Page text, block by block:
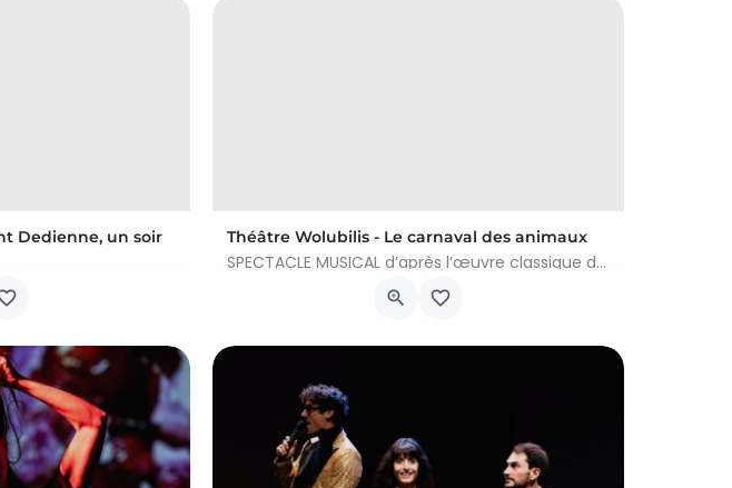
Dedienne, un soir
Woluwe-Saint-Lambert
Théâtre Wolubilis - Le carnaval des animaux
SPECTACLE MUSICAL d’après l’œuvre classique de Camille Saint-Saëns À partir de 5 ans Après le succès…
Cours Paul-Henri Spaak 1, Woluwe-Saint-Lambert